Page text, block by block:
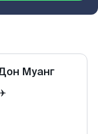
Муанг